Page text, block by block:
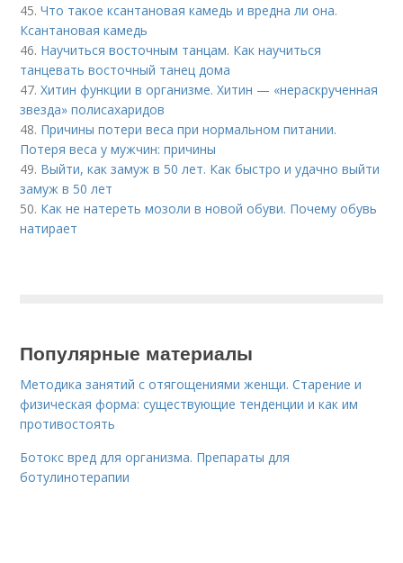
45.Что такое ксантановая камедь и вредна ли она.
Ксантановая камедь
46. Научиться восточным танцам. Как научиться
танцевать восточный танец дома
47.Хитин функции в организме. Хитин — «нераскрученная
звезда» полисахаридов
48. Причины потери веса при нормальном питании.
Потеря веса у мужчин: причины
49. Выйти, как замуж в 50 лет. Как быстро и удачно выйти
замуж в 50 лет
50. Как не натереть мозоли в новой обуви. Почему обувь
натирает
Популярные материалы
Методика занятий с отягощениями женщи. Старение и
физическая форма: существующие тенденции и как им
противостоять
Ботокс вред для организма. Препараты для
ботулинотерапии